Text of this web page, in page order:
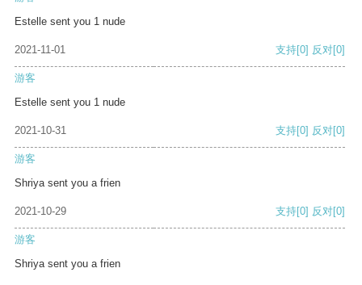
Estelle sent you 1 nude
2021-11-01 支持[0] 反对[0]
游客
Estelle sent you 1 nude
2021-10-31 支持[0] 反对[0]
游客
Shriya sent you a frien
2021-10-29 支持[0] 反对[0]
游客
Shriya sent you a frien